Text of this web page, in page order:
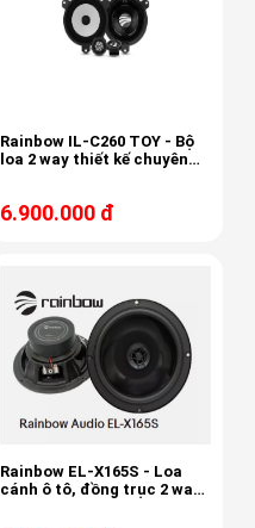
Rainbow IL-C260 TOY - Bộ
loa 2 way thiết kế chuyên
6.900.000 đ
Rainbow EL-X165S - Loa
cánh ô tô, đồng trục 2 way,